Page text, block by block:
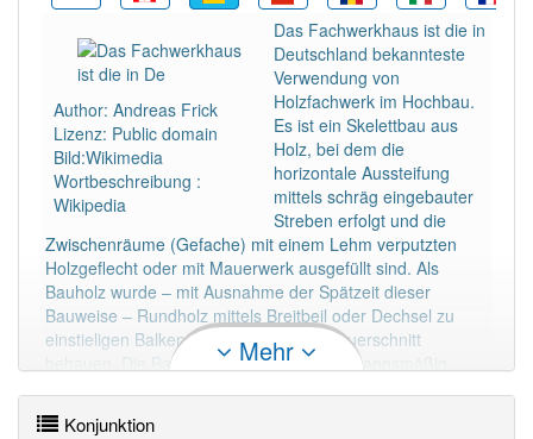
Häufigkeit: 4 von 10
Wörter mit Endung -fachwerkhaus: 1
Wörter mit Endung-fachwerkhausaber mit einem
anderen Artikel
81% unserer Spielapp-Nutzer haben den Artikel
korrekt erraten.
Author: Andreas Frick
Lizenz: Public domain
Bild:Wikimedia
Wortbeschreibung :
Wikipedia
Das Fachwerkhaus ist die in
Deutschland bekannteste
Verwendung von
Holzfachwerk im Hochbau.
Es ist ein Skelettbau aus
Holz, bei dem die
horizontale Aussteifung
mittels schräg eingebauter
Streben erfolgt und die
Zwischenräume (Gefache) mit einem Lehm verputzten
Holzgeflecht oder mit Mauerwerk ausgefüllt sind. Als
Bauholz wurde – mit Ausnahme der Spätzeit dieser
Bauweise – Rundholz mittels Breitbeil oder Dechsel zu
einstieligen Balken mit quadratischem Querschnitt
behauen. Die Bauhölzer wurden zimmermannsmäßig
Verbindungsmittel wie Nägel oder Schrauben.
Mehr
Konjunktion